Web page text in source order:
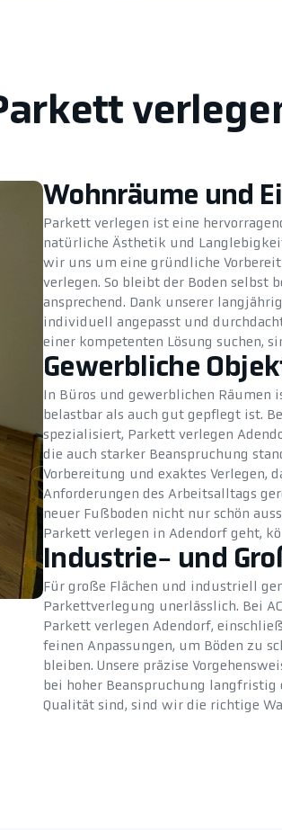
Wohnräume und
Parkett verlegen ist eine
natürliche Ästhetik und
wir uns um eine gründliche
verlegen. So bleibt der Boden selbst
ansprechend. Dank unserer
individuell angepasst und
einer kompetenten Lösung suchen,
Gewerbliche
In Büros und gewerblichen Räumen
belastbar als auch gut gepflegt ist.
spezialisiert, Parkett verlegen
die auch starker Beanspruchung
Vorbereitung und exaktes Verlegen,
Anforderungen des Arbeitsalltags
neuer Fußboden nicht nur schön
Parkett verlegen in Adendorf geht,
Industrie- und
Für große Flächen und industriell
Parkettverlegung unerlässlich. Bei
Parkett verlegen Adendorf,
feinen Anpassungen, um Böden zu
bleiben. Unsere präzise
bei hoher Beanspruchung langfristig
Qualität sind, sind wir die richtige